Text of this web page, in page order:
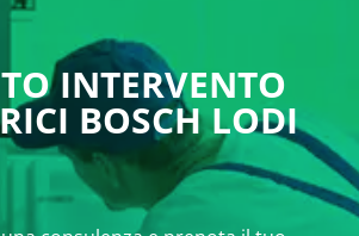
INTERVENTO
BOSCH LODI